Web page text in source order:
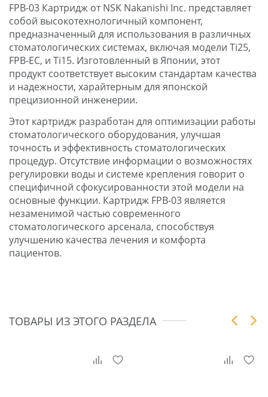
FPB-03 Картридж от NSK Nakanishi Inc. представляет
собой высокотехнологичный компонент,
предназначенный для использования в различных
стоматологических системах, включая модели Ti25,
FPB-EC, и Ti15. Изготовленный в Японии, этот
продукт соответствует высоким стандартам качества
и надежности, харайтерным для японской
прецизионной инженерии.
Этот картридж разработан для оптимизации работы
стоматологического оборудования, улучшая
точность и эффективность стоматологических
процедур. Отсутствие информации о возможностях
регулировки воды и системе крепления говорит о
специфичной сфокусированности этой модели на
основные функции. Картридж FPB-03 является
незаменимой частью современного
стоматологического арсенала, способствуя
улучшению качества лечения и комфорта
пациентов.
ТОВАРЫ ИЗ ЭТОГО РАЗДЕЛА